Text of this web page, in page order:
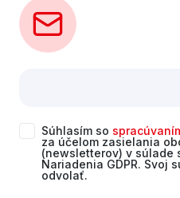
Súhlasím so
za účelom zasielania
(newsletterov) v súlade
Nariadenia GDPR. Svoj
odvolať.